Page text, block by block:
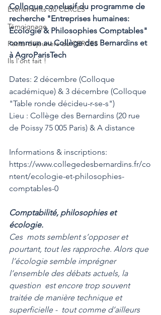
Evénements du CERCES
Témoignage
Petits-déjeuners du CERCES
Ils l'ont fait !
Colloque conclusif du programme de
recherche "Entreprises humaines:
Ecologie & Philosophies Comptables"
commun au Collège des Bernardins et
à AgroParisTech
Dates: 2 décembre (Colloque
académique) & 3 décembre (Colloque
"Table ronde décideu-r-se-s")
Lieu : Collège des Bernardins (20 rue
de Poissy 75 005 Paris) & A distance
Informations & inscriptions:
https://www.collegedesbernardins.fr/co
ntent/ecologie-et-philosophies-
comptables-0
Comptabilité, philosophies et
écologie.
Ces  mots semblent s’opposer et
pourtant, tout les rapproche. Alors que
l’écologie semble imprégner
l’ensemble des débats actuels, la
question  est encore trop souvent
traitée de manière technique et
superficielle -  tout comme d’ailleurs